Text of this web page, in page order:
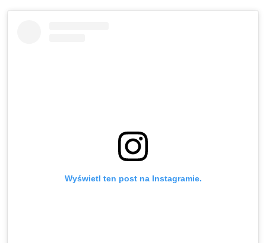
Wyświetl ten post na Instagramie.